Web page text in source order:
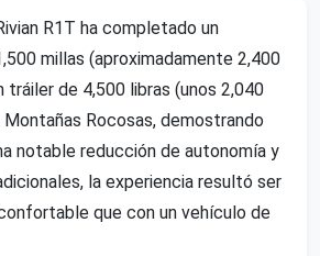
R1T ha completado un
millas (aproximadamente 2,400
tráiler de 4,500 libras (unos 2,040
Rocosas, demostrando
notable reducción de autonomía y
la experiencia resultó ser
que con un vehículo de